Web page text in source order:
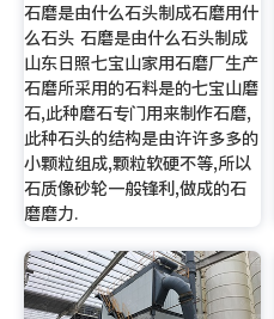
石磨是由什么石头制成石磨用什
么石头 石磨是由什么石头制成
山东日照七宝山家用石磨厂生产
石磨所采用的石料是的七宝山磨
石,此种磨石专门用来制作石磨,
此种石头的结构是由许许多多的
小颗粒组成,颗粒软硬不等,所以
石质像砂轮一般锋利,做成的石
磨磨力.